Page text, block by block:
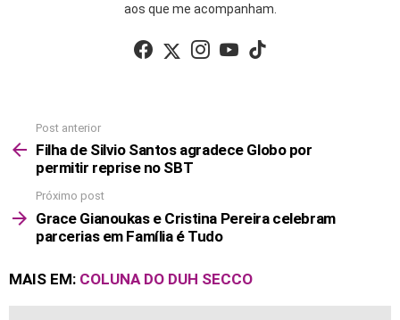
aos que me acompanham.
more
Post anterior
Filha de Silvio Santos agradece Globo por
permitir reprise no SBT
Próximo post
Grace Gianoukas e Cristina Pereira celebram
parcerias em Família é Tudo
MAIS EM: COLUNA DO DUH SECCO